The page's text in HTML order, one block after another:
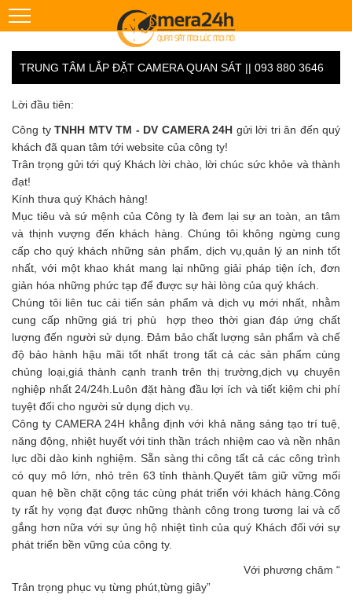
TRUNG TÂM LẮP ĐẶT CAMERA QUAN SÁT || 093 880 3646
Lời đầu tiên:
Công ty TNHH MTV TM - DV CAMERA 24H gửi lời tri ân đến quý
khách đã quan tâm tới website của công ty!
Trân trọng gửi tới quý Khách lời chào, lời chúc sức khỏe và thành
đạt!
Kính thưa quý Khách hàng!
Mục tiêu và sứ mệnh của Công ty là đem lại sự an toàn, an tâm
và thịnh vượng đến khách hàng. Chúng tôi không ngừng cung
cấp cho quý khách những sản phẩm, dịch vụ,quản lý an ninh tốt
nhất, với một khao khát mang lại những giải pháp tiện ích, đơn
giản hóa những phức tạp để được sự hài lòng của quý khách.
Chúng tôi liên tuc cải tiến sản phẩm và dịch vụ mới nhất, nhằm
cung cấp những giá trị phù hợp theo thời gian đáp ứng chất
lượng đến người sử dụng. Đảm bảo chất lượng sản phẩm và chế
độ bảo hành hậu mãi tốt nhất trong tất cả các sản phẩm cùng
chủng loại,giá thành cạnh tranh trên thị trường,dịch vụ chuyên
nghiệp nhất 24/24h.Luôn đặt hàng đầu lợi ích và tiết kiệm chi phí
tuyệt đối cho người sử dụng dịch vụ.
Công ty CAMERA 24H khẳng định với khả năng sáng tạo trí tuệ,
năng động, nhiệt huyết với tinh thần trách nhiệm cao và nền nhân
lực dồi dào kinh nghiệm. Sẵn sàng thi công tất cả các công trình
có quy mô lớn, nhỏ trên 63 tỉnh thành.Quyết tâm giữ vững mối
quan hệ bền chặt cộng tác cùng phát triển với khách hàng.Công
ty rất hy vọng đạt được những thành công trong tương lai và cố
gắng hơn nữa với sự ủng hộ nhiệt tình của quý Khách đối với sự
phát triển bền vững của công ty.
Với phương châm “
Trân trọng phục vụ từng phút,từng giây”